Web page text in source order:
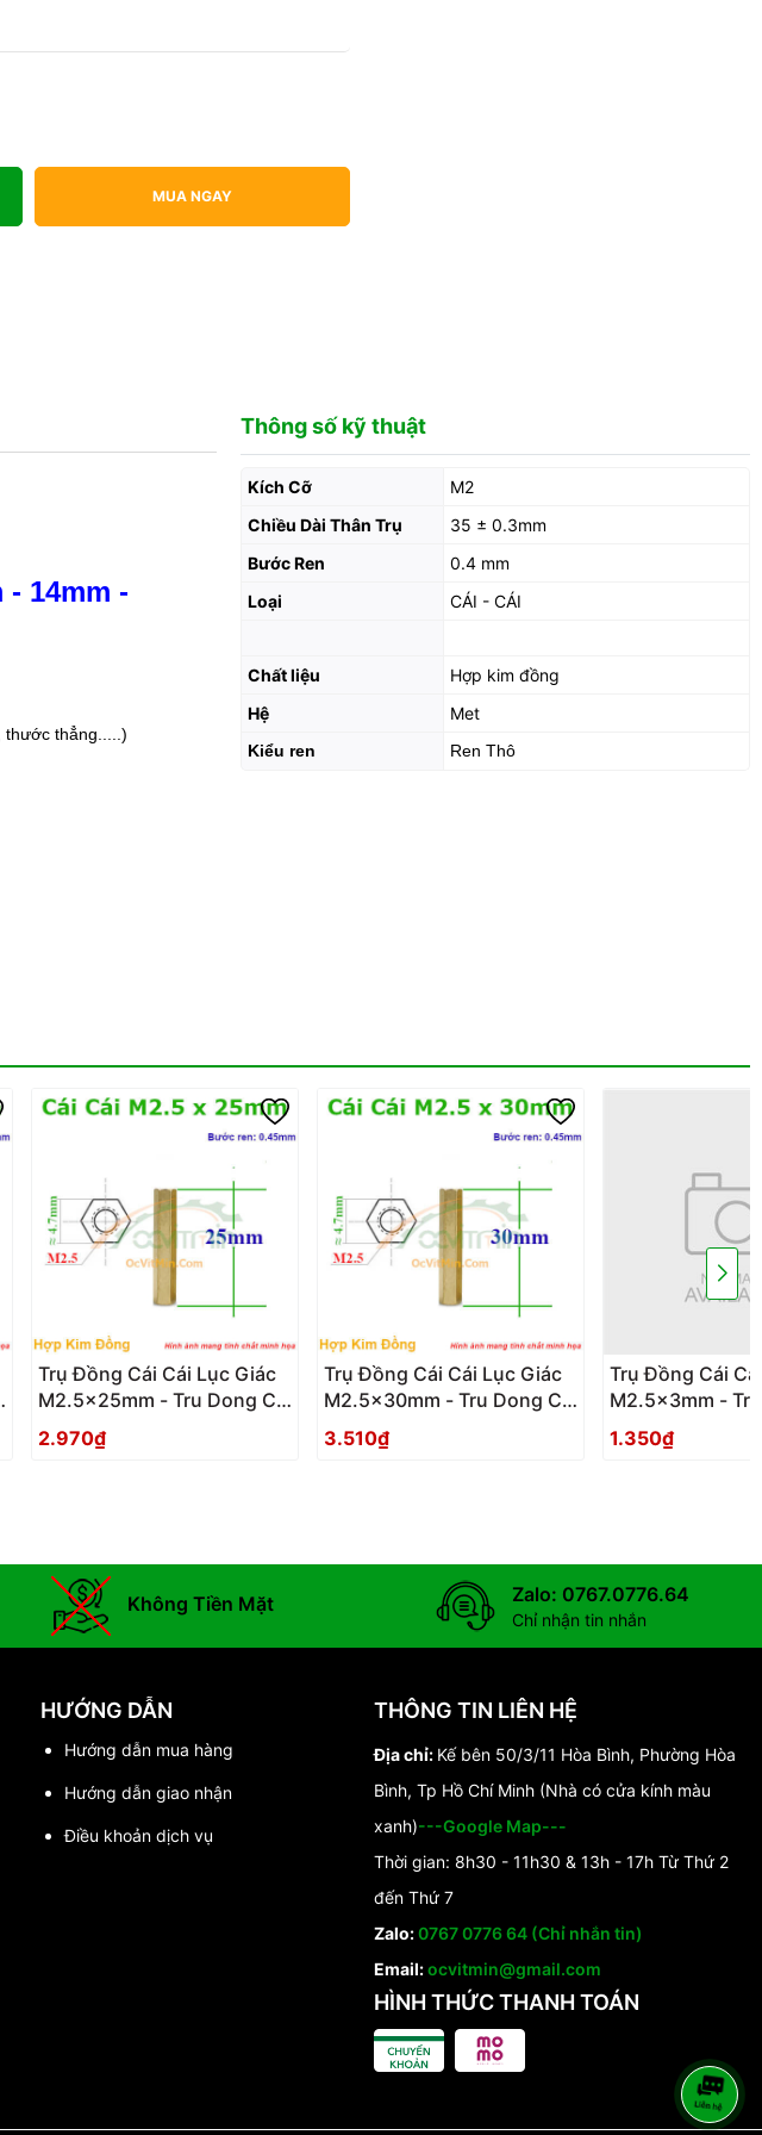
MUA NGAY
- 14mm -
thước thẳng.....)
Thông số kỹ thuật
Kích Cỡ
M2
Chiều Dài Thân Trụ
35 ± 0.3mm
Bước Ren
0.4 mm
Loại
CÁI - CÁI
Chất liệu
Hợp kim đồng
Hệ
Met
Kiểu ren Ren Thô
Trụ Đồng Cái Cái Lục Giác
M2.5x25mm - Tru Dong Cai
Cai Luc Giac
2.970₫
Trụ Đồng Cái Cái Lục Giác
M2.5x30mm - Tru Dong Cai
Cai Luc Giac
3.510₫
Trụ Đồng Cái
M2.5x3mm -
Cai Luc Giac
1.350₫
Không Tiền Mặt Zalo: 0767.0776.64
Chỉ nhận tin nhắn
HƯỚNG DẪN
Hướng dẫn mua hàng
Hướng dẫn giao nhận
Điều khoản dịch vụ
THÔNG TIN LIÊN HỆ
Địa chỉ: Kế bên 50/3/11 Hòa Bình, Phường Hòa
Bình, Tp Hồ Chí Minh (Nhà có cửa kính màu
xanh)---Google Map---
Thời gian: 8h30 - 11h30 & 13h - 17h Từ Thứ 2
đến Thứ 7
Zalo:0767 0776 64 (Chỉ nhắn tin)
Email:ocvitmin@gmail.com
HÌNH THỨC THANH TOÁN